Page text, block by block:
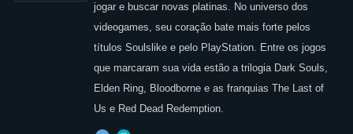
jogar e buscar novas platinas. No universo dos
videogames, seu coração bate mais forte pelos
títulos Soulslike e pelo PlayStation. Entre os jogos
que marcaram sua vida estão a trilogia Dark Souls,
Elden Ring, Bloodborne e as franquias The Last of
Us e Red Dead Redemption.